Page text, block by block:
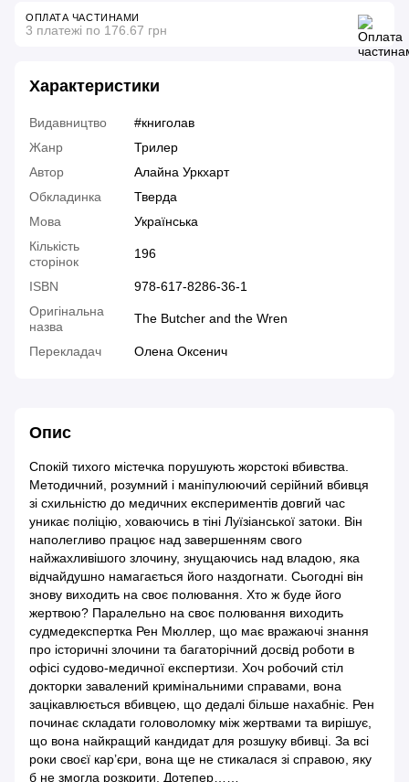
ОПЛАТА ЧАСТИНАМИ
3 платежі по 176.67 грн
Характеристики
Видавництво
#книголав
Жанр
Трилер
Автор
Алайна Уркхарт
Обкладинка
Тверда
Мова
Українська
Кількість
сторінок
196
ISBN
978-617-8286-36-1
Оригінальна
назва
The Butcher and the Wren
Перекладач Олена Оксенич
Опис
Спокій тихого містечка порушують жорстокі вбивства.
Методичний, розумний і маніпулюючий серійний вбивця
зі схильністю до медичних експериментів довгий час
уникає поліцію, ховаючись в тіні Луїзіанської затоки. Він
наполегливо працює над завершенням свого
найжахливішого злочину, знущаючись над владою, яка
відчайдушно намагається його наздогнати. Сьогодні він
знову виходить на своє полювання. Хто ж буде його
жертвою? Паралельно на своє полювання виходить
судмедекспертка Рен Мюллер, що має вражаючі знання
про історичні злочини та багаторічний досвід роботи в
офісі судово-медичної експертизи. Хоч робочий стіл
докторки завалений кримінальними справами, вона
зацікавлюється вбивцею, що дедалі більше нахабніє. Рен
починає складати головоломку між жертвами та вирішує,
що вона найкращий кандидат для розшуку вбивці. За всі
роки своєї кар’єри, вона ще не стикалася зі справою, яку
б не змогла розкрити. Дотепер……